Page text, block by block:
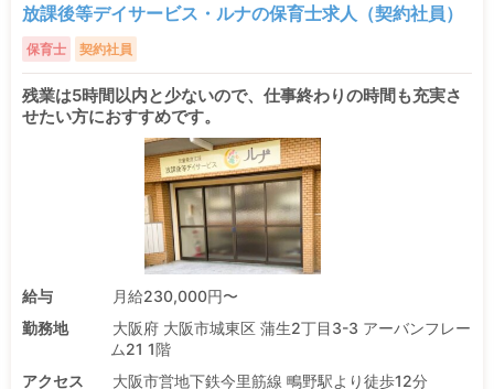
放課後等デイサービス・ルナの保育士求人（契約社員）
保育士 契約社員
残業は5時間以内と少ないので、仕事終わりの時間も充実さ
せたい方におすすめです。
給与
月給230,000円〜
勤務地
大阪府 大阪市城東区 蒲生2丁目3-3 アーバンフレー
ム21 1階
アクセス
大阪市営地下鉄今里筋線 鴫野駅より徒歩12分